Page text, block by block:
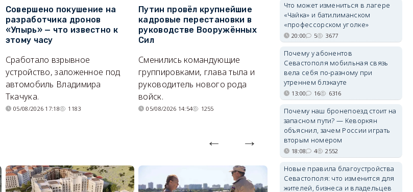
Совершено покушение на
разработчика дронов
«Упырь» — что известно к
этому часу
Сработало взрывное
устройство, заложенное под
автомобиль Владимира
Ткачука.
05/08/2026 17:18 1183
Путин провёл крупнейшие
кадровые перестановки в
руководстве Вооружённых
Сил
Сменились командующие
группировками, глава тыла и
руководитель нового рода
войск.
05/08/2026 14:54 1255
В Севастополе утвердили
проект застройки центра
Балаклавы
Там появится туристический
квартал с отелями и
парковками.
05/08/2026 08:01 4642
Что может измениться в лагере
«Чайка» и батилиманском
«профессорском уголке»
20:00 5 3677
Почему у абонентов
Севастополя мобильная связь
вела себя по-разному при
утреннем блэкауте
13:00 16 6316
Почему наш бронепоезд стоит на
запасном пути? — Кеворкян
объяснил, зачем России играть
вторым номером
18:08 4 2552
Новые правила благоустройства
Севастополя: что изменится для
жителей, бизнеса и владельцев